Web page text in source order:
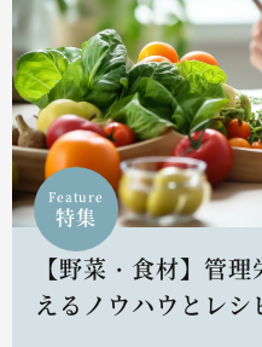
Feature
特集
【野菜・食材】管
えるノウハウとレシ